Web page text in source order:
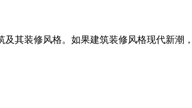
其装修风格。如果建筑装修风格现代新潮